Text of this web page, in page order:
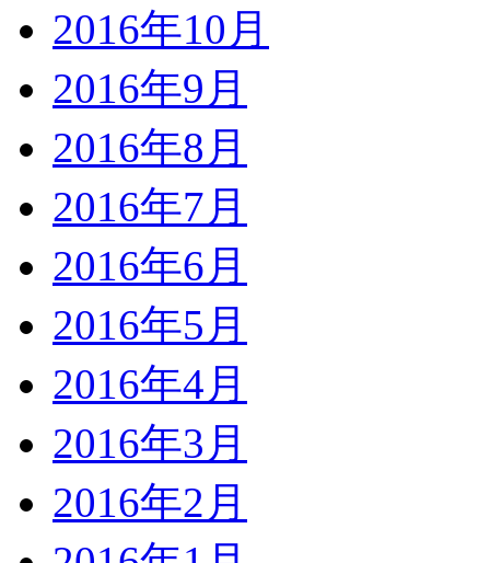
2016年10月
2016年9月
2016年8月
2016年7月
2016年6月
2016年5月
2016年4月
2016年3月
2016年2月